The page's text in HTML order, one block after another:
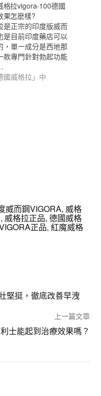
格拉vigora-100德國
果怎麽樣?
是正宗的印度版威而
是目前印度藥店可以
，單一成分是西地那
款專門針對勃起功能
國威格拉」中
威而鋼VIGORA, 威格
, 威格拉正品,德國威格
正品,紅魔威格
堅挺，徹底改善早洩
上一篇文章
士能起到治療效果嗎？